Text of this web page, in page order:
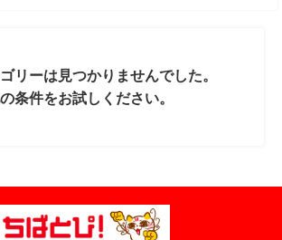
リーは見つかりませんでした。
条件をお試しください。